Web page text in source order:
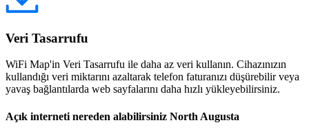
Veri Tasarrufu
WiFi Map'in Veri Tasarrufu ile daha az veri kullanın. Cihazınızın
kullandığı veri miktarını azaltarak telefon faturanızı düşürebilir veya
yavaş bağlantılarda web sayfalarını daha hızlı yükleyebilirsiniz.
Açık interneti nereden alabilirsiniz North Augusta